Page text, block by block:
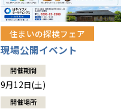
住まいの探検フェア
現場公開イベント
開催期間
9月12日(土)
開催場所